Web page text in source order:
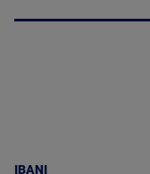
IBANI